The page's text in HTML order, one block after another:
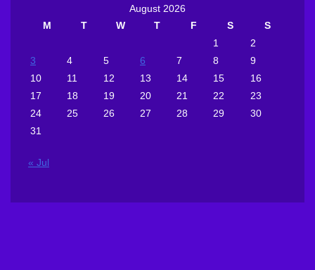
August 2026
M
T W T F S
S
1
2
3
4 5 6 7 8
9
10
11 12 13 14 15
16
17
18 19 20 21 22
23
24
25 26 27 28 29
30
31
« Jul